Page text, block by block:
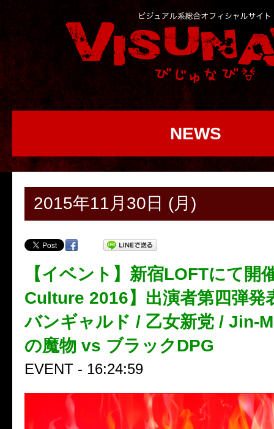
NEWS
2015年11月30日 (月)
【イベント】新宿LOFTにて開
Culture 2016】出演者第四弾発
バンギャルド / 乙女新党 / Jin-
の魔物 vs ブラックDPG
EVENT - 16:24:59